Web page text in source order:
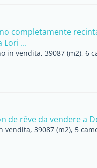
completamente
Lori ...
in vendita, 39087 (m2), 6
de rêve da vendere a
vendita, 39087 (m2), 5